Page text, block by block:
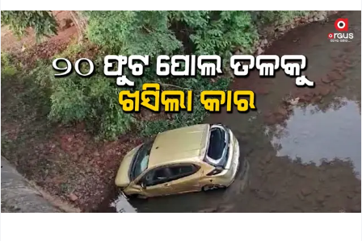
Argus Chalo Dekhein Apna Desh